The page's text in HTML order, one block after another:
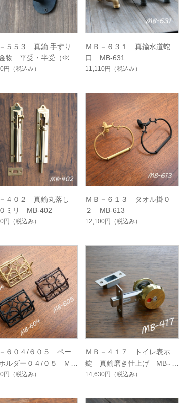
５５３ 真鍮 手すり
物 平受・半受（Φ3
用型 黒 MB-553
円 （税込み）
ＭＢ－６３１ 真鍮水道蛇
口 MB-631
11,110円 （税込み）
４０２ 真鍮丸落し
ミリ MB-402
円 （税込み）
ＭＢ－６１３ タオル掛０
２ MB-613
12,100円 （税込み）
６０４/６０５ ペー
ルダー０４/０５ MB-
円 （税込み）
ＭＢ－４１７ トイレ表示
錠 真鍮磨き仕上げ MB-41
7
14,630円 （税込み）